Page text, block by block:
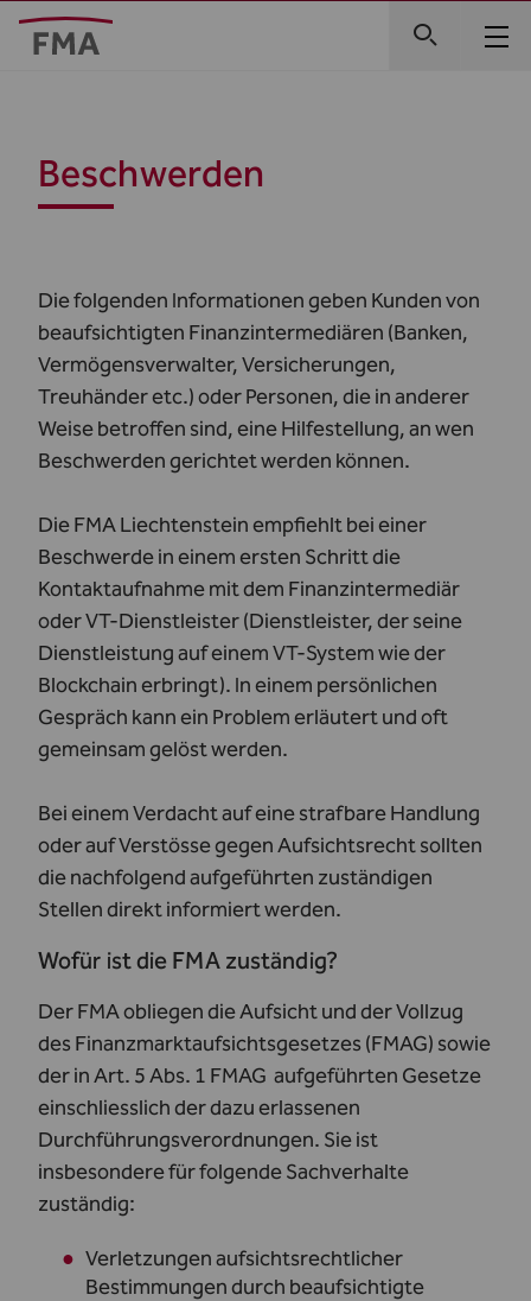
Beschwerden
Die folgenden Informationen geben Kunden von
beaufsichtigten Finanzintermediären (Banken,
Vermögensverwalter, Versicherungen,
Treuhänder etc.) oder Personen, die in anderer
Weise betroffen sind, eine Hilfestellung, an wen
Beschwerden gerichtet werden können.
Die FMA Liechtenstein empfiehlt bei einer
Beschwerde in einem ersten Schritt die
Kontaktaufnahme mit dem Finanzintermediär
oder VT-Dienstleister (Dienstleister, der seine
Dienstleistung auf einem VT-System wie der
Blockchain erbringt). In einem persönlichen
Gespräch kann ein Problem erläutert und oft
gemeinsam gelöst werden.
Bei einem Verdacht auf eine strafbare Handlung
oder auf Verstösse gegen Aufsichtsrecht sollten
die nachfolgend aufgeführten zuständigen
Stellen direkt informiert werden.
Wofür ist die FMA zuständig?
Der FMA obliegen die Aufsicht und der Vollzug
des Finanzmarktaufsichtsgesetzes (FMAG) sowie
der in Art. 5 Abs. 1 FMAG aufgeführten Gesetze
einschliesslich der dazu erlassenen
Durchführungsverordnungen. Sie ist
insbesondere für folgende Sachverhalte
zuständig:
Verletzungen aufsichtsrechtlicher
Bestimmungen durch beaufsichtigte